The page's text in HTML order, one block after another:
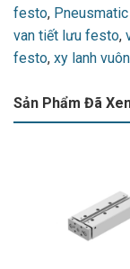
festo,
van tiết lưu festo,
festo, xy lanh
Sản Phẩm Đã